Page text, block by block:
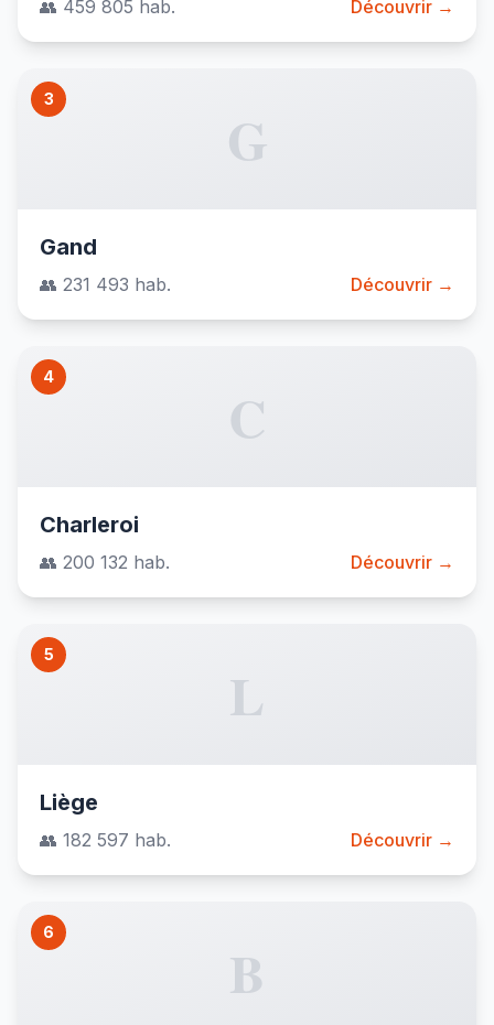
👥 459 805 hab. Découvrir →
3
G
Gand
👥 231 493 hab. Découvrir →
4
C
Charleroi
👥 200 132 hab. Découvrir →
5
L
Liège
👥 182 597 hab. Découvrir →
6
B